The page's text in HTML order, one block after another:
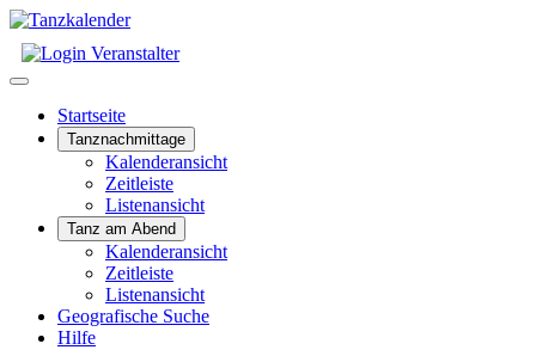
Startseite
Tanznachmittage
Kalenderansicht
Zeitleiste
Listenansicht
Tanz am Abend
Kalenderansicht
Zeitleiste
Listenansicht
Geografische Suche
Hilfe